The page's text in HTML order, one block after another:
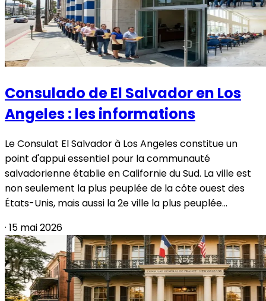
Consulado de El Salvador en Los
Angeles : les informations
Le Consulat El Salvador à Los Angeles constitue un
point d'appui essentiel pour la communauté
salvadorienne établie en Californie du Sud. La ville est
non seulement la plus peuplée de la côte ouest des
États-Unis, mais aussi la 2e ville la plus peuplée...
· 15 mai 2026